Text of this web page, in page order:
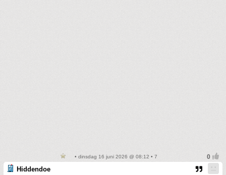
• dinsdag 16 juni 2026 @ 08:12 • 7
Hiddendoe